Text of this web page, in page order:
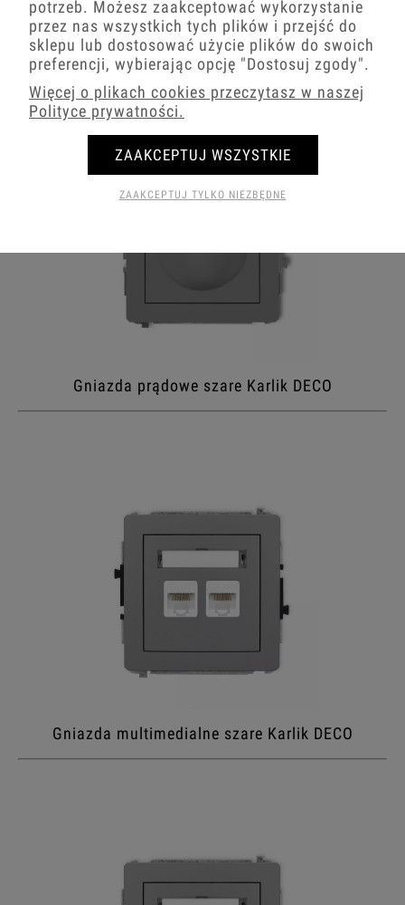
Włączniki Amerykańskie szare Karlik DECO
Gniazda prądowe szare Karlik DECO
Gniazda multimedialne szare Karlik DECO
potrzeb. Możesz zaakceptować wykorzystanie
przez nas wszystkich tych plików i przejść do
sklepu lub dostosować użycie plików do swoich
preferencji, wybierając opcję "Dostosuj zgody".
Więcej o plikach cookies przeczytasz w naszej
Polityce prywatności.
ZAAKCEPTUJ TYLKO NIEZBĘDNE
ZAAKCEPTUJ WSZYSTKIE